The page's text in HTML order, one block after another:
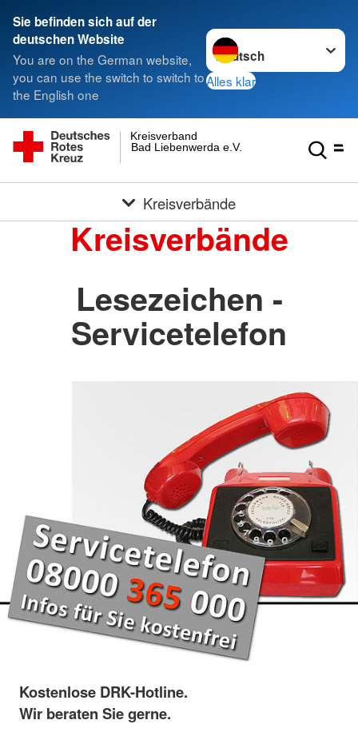
Sie befinden sich auf der
deutschen Website
You are on the German website,
you can use the switch to switch to
the English one
Sprache wechseln zu
Alles klar
Bad Liebenwerda e.V.
Kreisverband
Kreisverbände
Kreisverbände
Lesezeichen -
Servicetelefon
Kostenlose DRK-Hotline.
Wir beraten Sie gerne.